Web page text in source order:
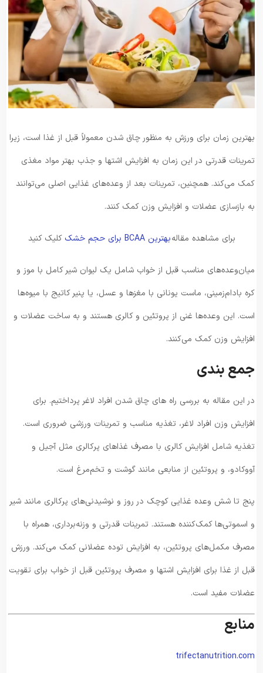
بهترین زمان برای ورزش به منظور چاق شدن معمولاً قبل از غذا است، زیرا
تمرینات قدرتی در این زمان به افزایش اشتها و جذب بهتر مواد مغذی
کمک می‌کند. همچنین، تمرینات بعد از وعده‌های غذایی اصلی می‌توانند
به بازسازی عضلات و افزایش وزن کمک کنند.
برای مشاهده مقالهبهترین BCAA برای حجم خشک کلیک کنید
میان‌وعده‌های مناسب قبل از خواب شامل یک لیوان شیر کامل با موز و
کره بادام‌زمینی، ماست یونانی با مغزها و عسل، یا پنیر کاتیج با میوه‌ها
است. این وعده‌ها غنی از پروتئین و کالری هستند و به ساخت عضلات و
افزایش وزن کمک می‌کنند.
جمع بندی
در این مقاله به بررسی راه های چاق شدن افراد لاغر پرداختیم. برای
افزایش وزن افراد لاغر، تغذیه مناسب و تمرینات ورزشی ضروری است.
تغذیه شامل افزایش کالری با مصرف غذاهای پرکالری مثل آجیل و
آووکادو، و پروتئین از منابعی مانند گوشت و تخم‌مرغ است.
پنج تا شش وعده غذایی کوچک در روز و نوشیدنی‌های پرکالری مانند شیر
و اسموتی‌ها کمک‌کننده هستند. تمرینات قدرتی و وزنه‌برداری، همراه با
مصرف مکمل‌های پروتئین، به افزایش توده عضلانی کمک می‌کند. ورزش
قبل از غذا برای افزایش اشتها و مصرف پروتئین قبل از خواب برای تقویت
عضلات مفید است.
منابع
trifectanutrition.com